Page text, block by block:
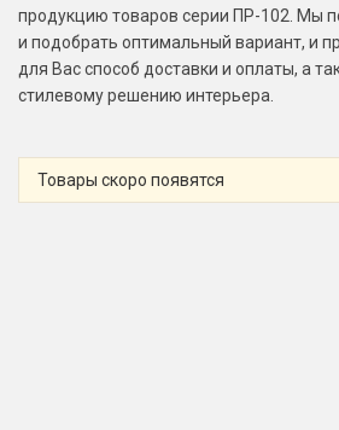
продукцию товаров серии ПР-102. Мы
и подобрать оптимальный вариант, и
для Вас способ доставки и оплаты, а
стилевому решению интерьера.
Товары скоро появятся